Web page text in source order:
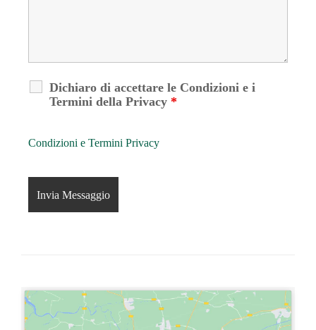
Dichiaro di accettare le Condizioni e i
Termini della Privacy *
Condizioni e Termini Privacy